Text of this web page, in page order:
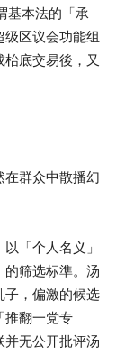
基本法的「承
区议会功能组
底交易後，又
群众中散播幻
「个人名义」
筛选标準。汤
子，偏激的候选
推翻一党专
无公开批评汤